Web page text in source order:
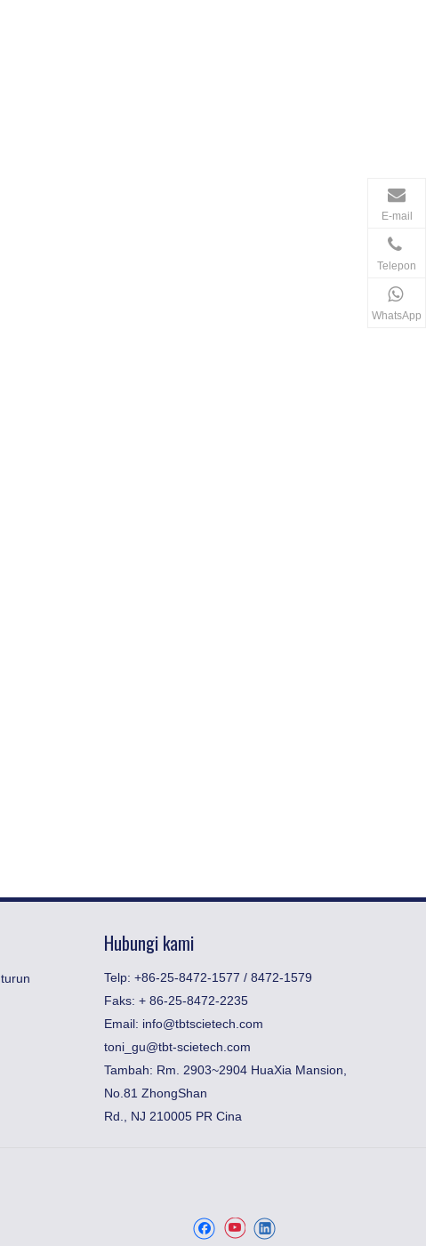
Hubungi kami
Telp: +86-25-8472-1577 / 8472-1579
Faks: ​+ 86-25-8472-2235
Email: info@tbtscietech.com
toni_gu@tbt-scietech.com
Tambah: Rm. 2903~2904 HuaXia Mansion,
No.81 ZhongShan
Rd., NJ 210005 PR Cina
E-mail
Telepon
WhatsApp